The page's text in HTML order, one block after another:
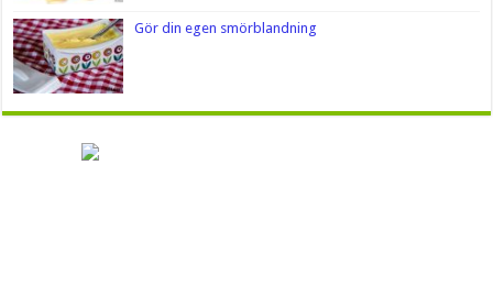
Gör din egen smörblandning